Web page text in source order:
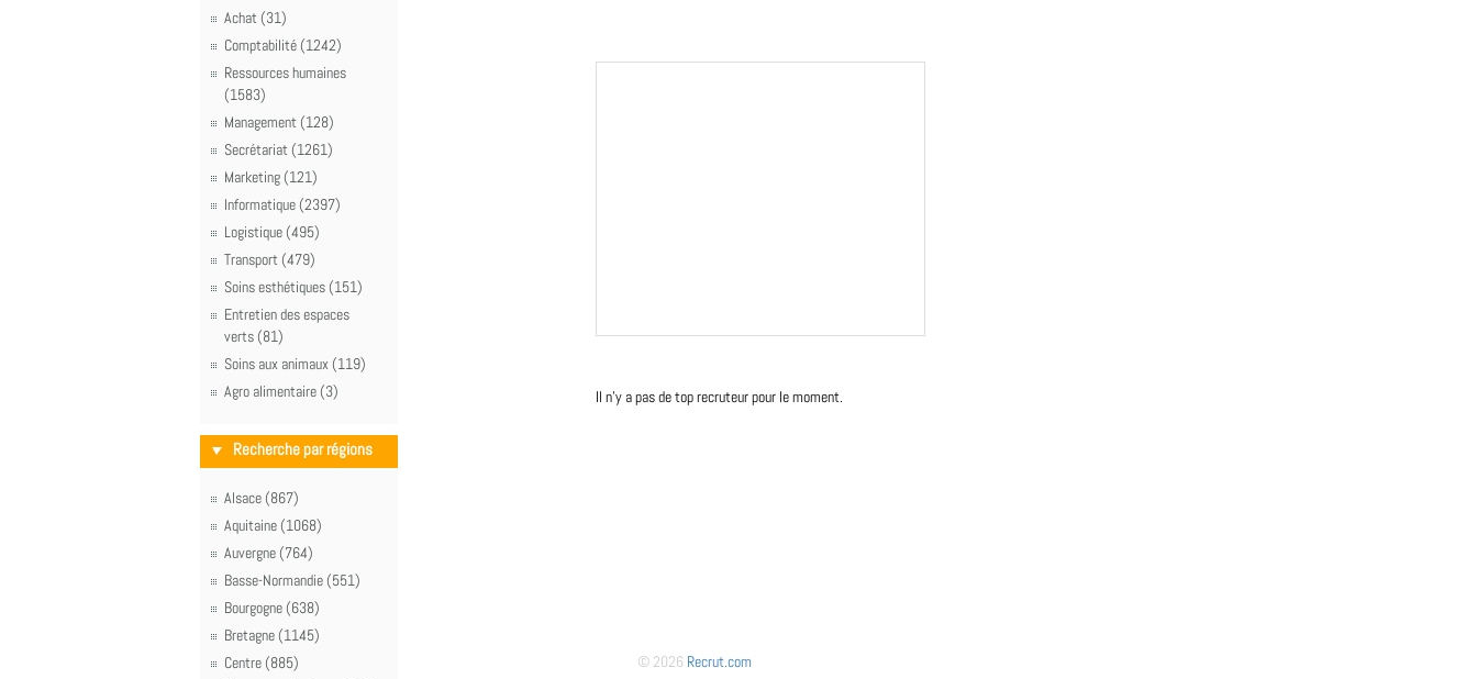
Achat (31)
Comptabilité (1242)
Ressources humaines
(1583)
Management (128)
Secrétariat (1261)
Marketing (121)
Informatique (2397)
Logistique (495)
Transport (479)
Soins esthétiques (151)
Entretien des espaces
verts (81)
Soins aux animaux (119)
Agro alimentaire (3)
Recherche par régions
Alsace (867)
Aquitaine (1068)
Auvergne (764)
Basse-Normandie (551)
Bourgogne (638)
Bretagne (1145)
Centre (885)
Il n'y a pas de top recruteur pour le moment.
© 2026 Recrut.com